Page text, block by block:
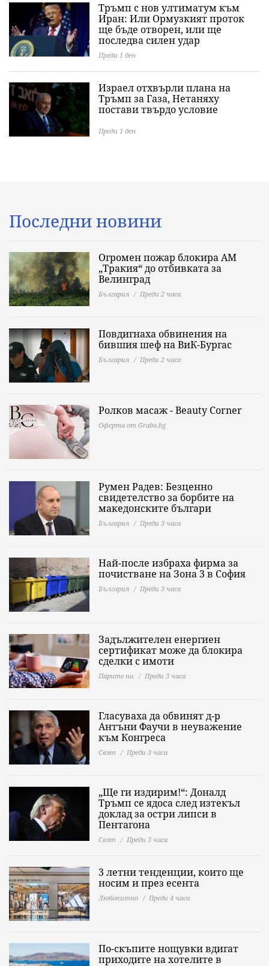
Тръмп с нов ултиматум към
Иран: Или Ормузкият проток
ще бъде отворен, или ще
последва силен удар
Преди 1 ден
Израел отхвърли плана на
Тръмп за Газа, Нетаняху
постави твърдо условие
Преди 1 ден
Последни новини
Огромен пожар блокира АМ
„Тракия“ до отбивката за
Велинград
България Преди 2 часа
Повдигнаха обвинения на
бившия шеф на ВиК-Бургас
България Преди 2 часа
Ролков масаж - Beauty Corner
Оферта от Grabo.bg
Румен Радев: Безценно
свидетелство за борбите на
македонските българи
България Преди 3 часа
Най-после избраха фирма за
почистване на Зона 3 в София
България Преди 3 часа
Задължителен енергиен
сертификат може да блокира
сделки с имоти
Парите ни Преди 3 часа
Гласуваха да обвинят д-р
Антъни Фаучи в неуважение
към Конгреса
Свят Преди 3 часа
„Ще ги издирим!“: Доналд
Тръмп се ядоса след изтекъл
доклад за остри липси в
Пентагона
Свят Преди 3 часа
3 летни тенденции, които ще
носим и през есента
Любопитно Преди 4 часа
По-скъпите нощувки вдигат
приходите на хотелите в